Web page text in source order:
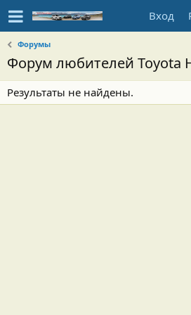
Вход
Форумы
Форум любителей Toyota
Результаты не найдены.